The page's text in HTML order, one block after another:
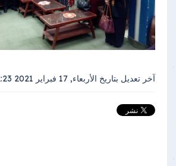
آخر تعديل بتاريخ الأربعاء, 17 فبراير 2021 02:23